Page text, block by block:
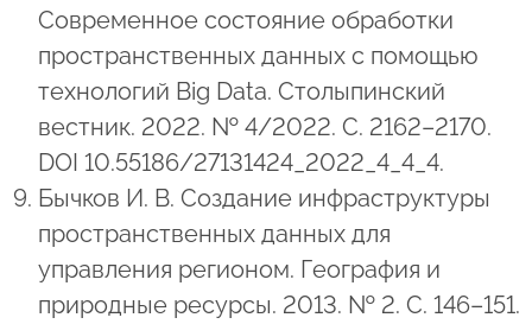
Современное состояние обработки
пространственных данных с помощью
технологий Big Data. Столыпинский
вестник. 2022. № 4/2022. С. 2162–2170.
DOI 10.55186/27131424_2022_4_4_4.
Бычков И. В. Создание инфраструктуры
пространственных данных для
управления регионом. География и
природные ресурсы. 2013. № 2. С. 146–151.